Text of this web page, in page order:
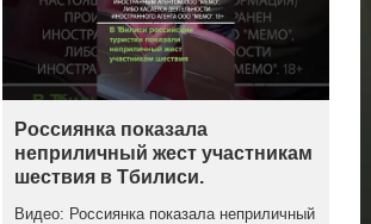
Россиянка показала
неприличный жест участникам
шествия в Тбилиси.
Видео: Россиянка показала неприличный